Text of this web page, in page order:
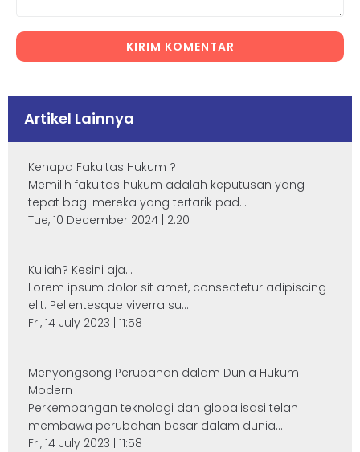
KIRIM KOMENTAR
Artikel Lainnya
Kenapa Fakultas Hukum ?
Memilih fakultas hukum adalah keputusan yang
tepat bagi mereka yang tertarik pad...
Tue, 10 December 2024 | 2:20
Kuliah? Kesini aja...
Lorem ipsum dolor sit amet, consectetur adipiscing
elit. Pellentesque viverra su...
Fri, 14 July 2023 | 11:58
Menyongsong Perubahan dalam Dunia Hukum
Modern
Perkembangan teknologi dan globalisasi telah
membawa perubahan besar dalam dunia...
Fri, 14 July 2023 | 11:58